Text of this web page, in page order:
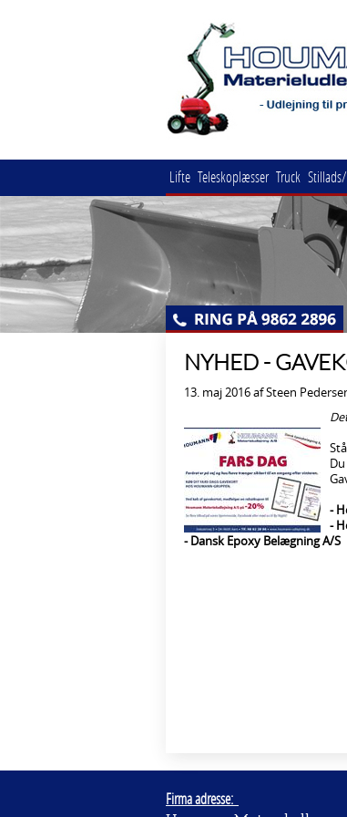
Lifte Teleskoplæsser Truck
NYHED -
13. maj 2016 af Steen
-
-
- Dansk Epoxy Belægning A/S
Firma adresse: